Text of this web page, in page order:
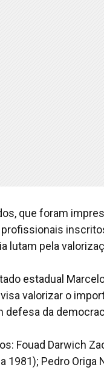
que foram
lutam pela
estadual
valorizar o
da
Fouad Darwich
1981); Pedro